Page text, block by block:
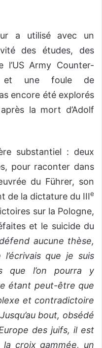
a utilisé avec un
des études, des
l’US Army Counter-
et une foule de
encore été explorés
la mort d’Adolf
substantiel : deux
pour raconter dans
du Führer, son
de la dictature du IIIe
sur la Pologne,
et le suicide du
aucune thèse,
que je suis
que l’on pourra y
étant peut-être que
et contradictoire
bout, obsédé
des juifs, il est
croix gammée, un